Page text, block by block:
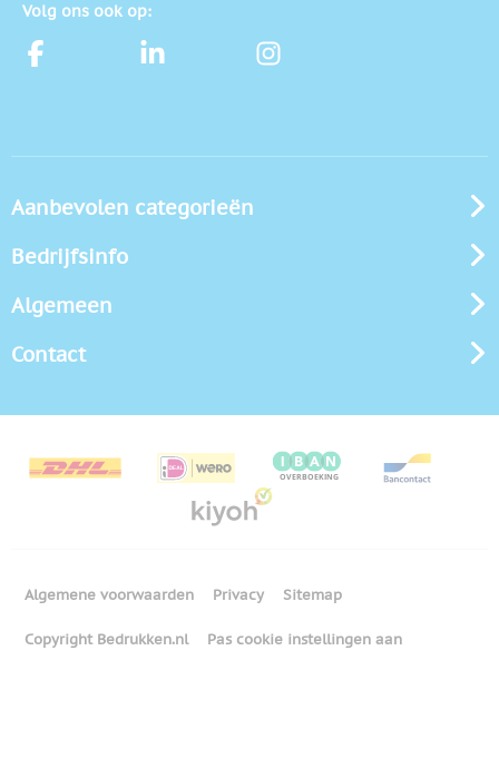
Volg ons ook op:
Aanbevolen categorieën
Bedrijfsinfo
Algemeen
Contact
Algemene voorwaarden Privacy Sitemap
Copyright Bedrukken.nl Pas cookie instellingen aan